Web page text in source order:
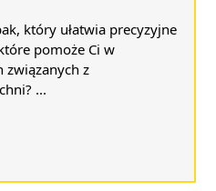
który ułatwia precyzyjne
pomoże Ci w
związanych z
...